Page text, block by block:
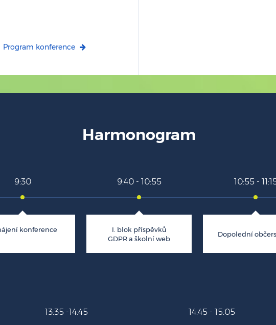
Program konference
Harmonogram
9:30
konference
9:40 - 10:55
I. blok příspěvků
GDPR a školní web
10:55 -
Dopolední
13:35 -14:45 14:45 - 15:05